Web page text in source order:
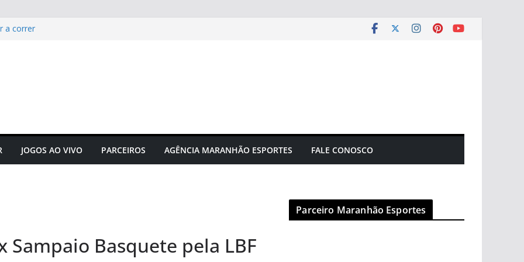
a correr
hormônios e
Sul-americano FIA
JOGOS AO VIVO PARCEIROS AGÊNCIA MARANHÃO ESPORTES FALE CONOSCO
Sampaio Basquete pela LBF
Parceiro Maranhão Esportes